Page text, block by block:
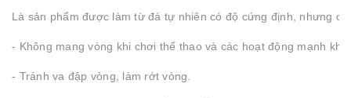
Là sản phẩm được làm từ đá tự nhiên có độ cứng định, nhưng
- Không mang vòng khi chơi thể thao và các hoạt động mạnh
- Tránh va đập vòng, làm rớt vòng.